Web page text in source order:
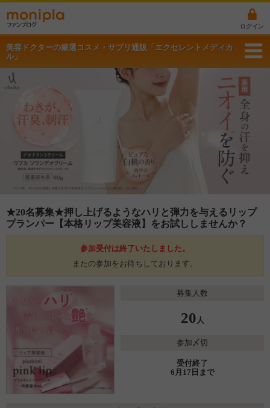
ログイン
美容ドクターの厳選コスメ・サプリ通販「エクセレントメディカ
ル」
★20名募集★押し上げるようなハリと弾力を与えるリップ
プランパー【本格リップ美容液】をお試ししませんか？
参加受付は終了いたしました。
またの参加をお待ちしております。
募集人数
20 人
参加〆切
受付終了
6月17日まで